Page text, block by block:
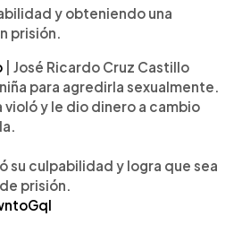
y obteniendo una
prisión.
| José Ricardo Cruz Castillo
para agredirla sexualmente.
violó y le dio dinero a cambio
su culpabilidad y logra que sea
prisión.